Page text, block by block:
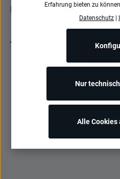
NEWSLETTER
Alle Preise inkl. gesetzl.
Erfahrung bieten zu
Datenschutz |
Nur
Alle Cookies